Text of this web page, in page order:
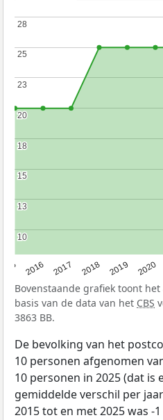
2016 2017 2018 2019 2020
10
10
13
13
15
15
18
18
20
20
23
23
25
25
28
28
Bovenstaande grafiek toont
basis van de data van het CBS
3863 BB.
De bevolking van het
10 personen afgenomen
10 personen in 2025 (dat is
gemiddelde verschil per
2015 tot en met 2025 was -